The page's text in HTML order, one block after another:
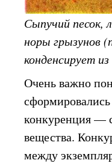
Сыпучий песок,
норы грызунов
конденсирует
Очень важно
конкуренция —
вещества.
между